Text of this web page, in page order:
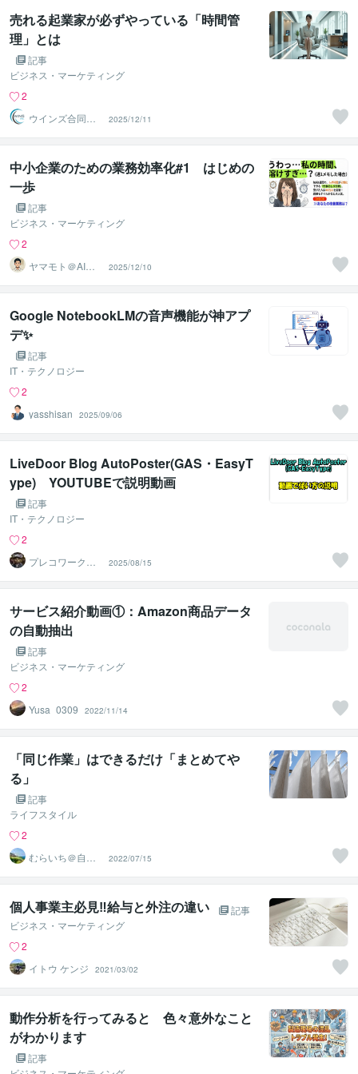
売れる起業家が必ずやっている「時間管
理」とは
記事
ビジネス・マーケティング
2
ウインズ合同会
社
2025/12/11
中小企業のための業務効率化#1 はじめの
一歩
記事
ビジネス・マーケティング
2
ヤマモト＠AI開
発・業務自動化
2025/12/10
Google NotebookLMの音声機能が神アプ
デ✨
記事
IT・テクノロジー
2
yasshisan
2025/09/06
LiveDoor Blog AutoPoster(GAS・EasyT
ype) YOUTUBEで説明動画
記事
IT・テクノロジー
2
プレコワークス
★pleco works
2025/08/15
サービス紹介動画①：Amazon商品データ
の自動抽出
記事
ビジネス・マーケティング
2
Yusa_0309
2022/11/14
「同じ作業」はできるだけ「まとめてや
る」
記事
ライフスタイル
2
むらいち＠自己
啓発ライター
2022/07/15
個人事業主必見‼給与と外注の違い
記事
ビジネス・マーケティング
2
イトウ ケンジ
2021/03/02
動作分析を行ってみると 色々意外なこと
がわかります
記事